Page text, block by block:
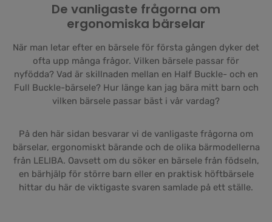
De vanligaste frågorna om
ergonomiska bärselar
När man letar efter en bärsele för första gången dyker det
ofta upp många frågor. Vilken bärsele passar för
nyfödda? Vad är skillnaden mellan en Half Buckle- och en
Full Buckle-bärsele? Hur länge kan jag bära mitt barn och
vilken bärsele passar bäst i vår vardag?
På den här sidan besvarar vi de vanligaste frågorna om
bärselar, ergonomiskt bärande och de olika bärmodellerna
från LELIBA. Oavsett om du söker en bärsele från födseln,
en bärhjälp för större barn eller en praktisk höftbärsele
hittar du här de viktigaste svaren samlade på ett ställe.